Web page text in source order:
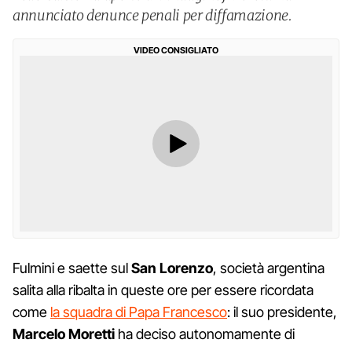
annunciato denunce penali per diffamazione.
VIDEO CONSIGLIATO
Fulmini e saette sulSan Lorenzo, società argentina
salita alla ribalta in queste ore per essere ricordata
come la squadra di Papa Francesco: il suo presidente,
Marcelo Moretti ha deciso autonomamente di